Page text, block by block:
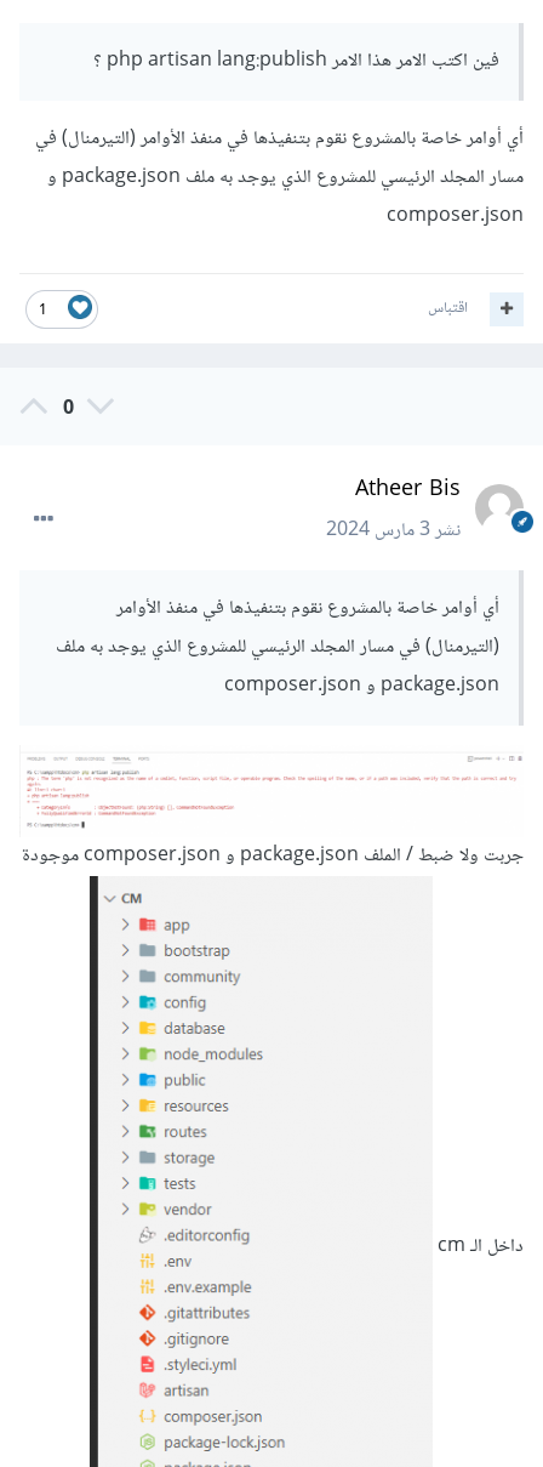
لنفترض ان هذا هو ملف ال validation فى مجلد en
<?php
return [
و هذا هو ملف ال validation فى مجلد ar
كلمة english اذا كانت اللغه الانجليزية .
ناتى الان كيف سيعرف لارافيل اللغة الان .
(string $locale
if (! in_array($locale, ['en', 'ar']))
{
}
هنا فى تعريف ال route نستخدم local حيث هو نوع اللغه فاذا
لذلك لن تقوم باعادة جميع الشغل فقط ملفات ال views ستقوم
باستخدام الدالة __() للترجمة وبالنسبة للقوالب ستختلف فقط فى
طريقة العرض من اليسار الى اليمين فيجب عليك استخدام قالب
فين اكتب الامر هذا الامر php artisan lang:publish ؟
أي أوامر خاصة بالمشروع نقوم بتنفيذها في منفذ الأوامر (التيرمنال) في
مسار المجلد الرئيسي للمشروع الذي يوجد به ملف package.json و
composer.json
1 اقتباس
0
Atheer Bis
نشر3 مارس 2024
أي أوامر خاصة بالمشروع نقوم بتنفيذها في منفذ الأوامر
(التيرمنال) في مسار المجلد الرئيسي للمشروع الذي يوجد به ملف
package.json و composer.json
جربت ولا ضبط / الملف package.json و composer.json موجودة
داخل الـ cm